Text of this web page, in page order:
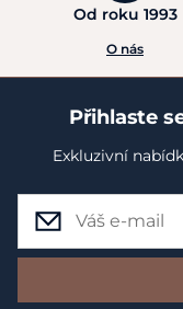
Od roku 1993
O nás
Přihlaste
Exkluzivní